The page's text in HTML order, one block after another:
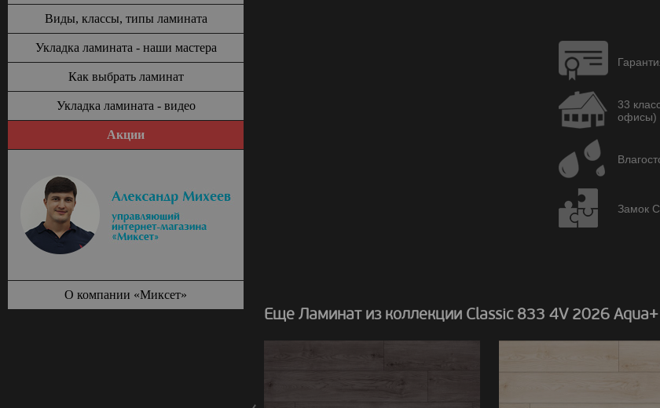
33
офисы)
Замок
Еще Ламинат из коллекции Classic 833 4V 2026 Aqua+
Виды, классы, типы ламината
Укладка ламината - наши мастера
Как выбрать ламинат
Укладка ламината - видео
Акции
О компании «Миксет»